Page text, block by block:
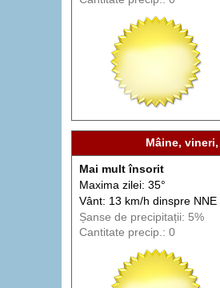
Mâine,
Mai mult însorit
Maxima zilei: 35°
Vânt: 13 km/h dinspreNNE
Șanse de precipitații: 5%
Cantitate precip.: 0